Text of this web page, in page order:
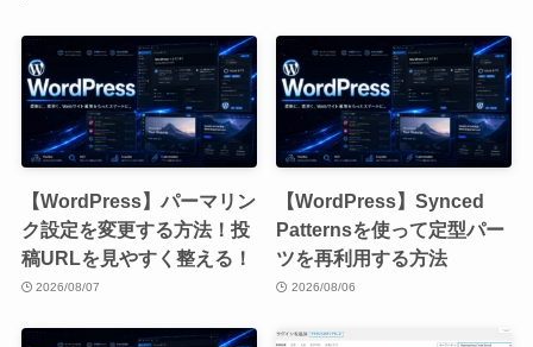
【WordPress】パーマリン
ク設定を変更する方法！投
稿URLを見やすく整える！
2026/08/07
【WordPress】Synced
Patternsを使って定型パー
ツを再利用する方法
2026/08/06